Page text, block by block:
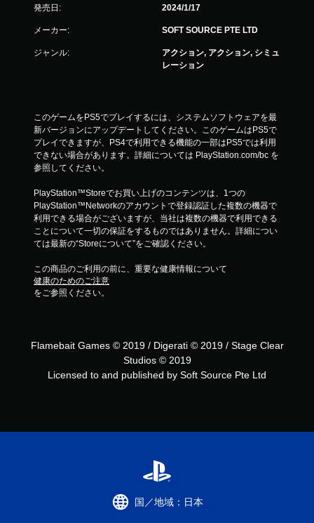
発売日: 2024/1/17
メーカー: SOFT SOURCE PTE LTD
ジャンル:
アクション, アクション, シミュ
レーション
このゲームをPS5でプレイするには、システムソフトウェアを最
新バージョンにアップデートしてください。このゲームはPS5で
プレイできますが、PS4で利用できる機能の一部はPS5では利用
できない場合があります。詳細については PlayStation.com/bc を
参照してください。
PlayStation™Storeでお買い上げのコンテンツは、1つの
PlayStation™Networkのアカウントで登録認証した複数の機器で
利用できる場合がございますが、当社は複数の機器で利用できる
ことについて一切の保証をするものではありません。詳細につい
ては最新の“Storeについて”をご確認ください。
この商品のご利用の前に、重要な健康情報について
健康のためのご注意
をご参照ください。
Flamebait Games © 2019 / Digerati © 2019 / Stage Clear
Studios © 2019
Licensed to and published by Soft Source Pte Ltd
国／地域：日本